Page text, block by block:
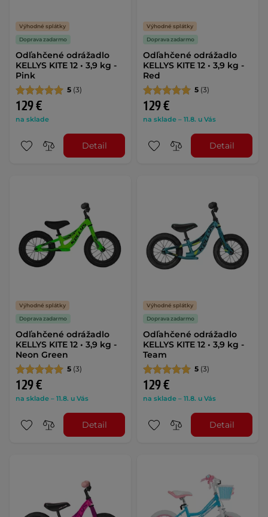
Výhodné splátky
Doprava zadarmo
Odľahčené odrážadlo
KELLYS KITE 12 • 3,9 kg -
Pink
5 (3)
129 €
na sklade
Detail
Výhodné splátky
Doprava zadarmo
Odľahčené odrážadlo
KELLYS KITE 12 • 3,9 kg -
Red
5 (3)
129 €
na sklade – 11.8. u Vás
Detail
Výhodné splátky
Doprava zadarmo
Odľahčené odrážadlo
KELLYS KITE 12 • 3,9 kg -
Neon Green
5 (3)
129 €
na sklade – 11.8. u Vás
Detail
Výhodné splátky
Doprava zadarmo
Odľahčené odrážadlo
KELLYS KITE 12 • 3,9 kg -
Team
5 (3)
129 €
na sklade – 11.8. u Vás
Detail